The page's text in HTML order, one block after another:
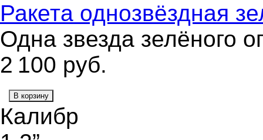
Ракета однозвёздная
Одна звезда зелёного
2 100 руб.
В корзину
Калибр